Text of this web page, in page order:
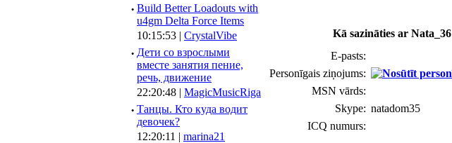
· Build Better Loadouts with
u4gm Delta Force Items
10:15:53 | CrystalVibe
· Дети со взрослыми
вместе занятия пение,
речь, движение
22:20:48 | MagicMusicRiga
· Танцы. Кто куда водит
девочек?
12:20:11 | marina21
Kā sazināties ar Nata_36
E-pasts:
Personīgais ziņojums:
MSN vārds:
Skype: natadom35
ICQ numurs: